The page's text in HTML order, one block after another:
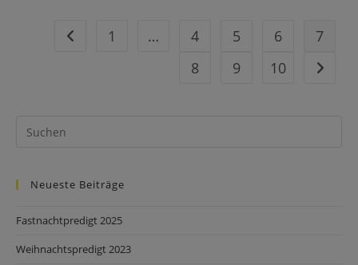
1 … 4 5 6
7
8
9 10
Neueste Beiträge
Fastnachtpredigt 2025
Weihnachtspredigt 2023